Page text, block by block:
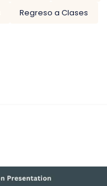
Regreso a Clases